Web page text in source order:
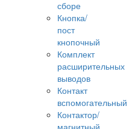
сборе
Кнопка/
пост
кнопочный
Комплект
расширительных
выводов
Контакт
вспомогательный
Контактор/